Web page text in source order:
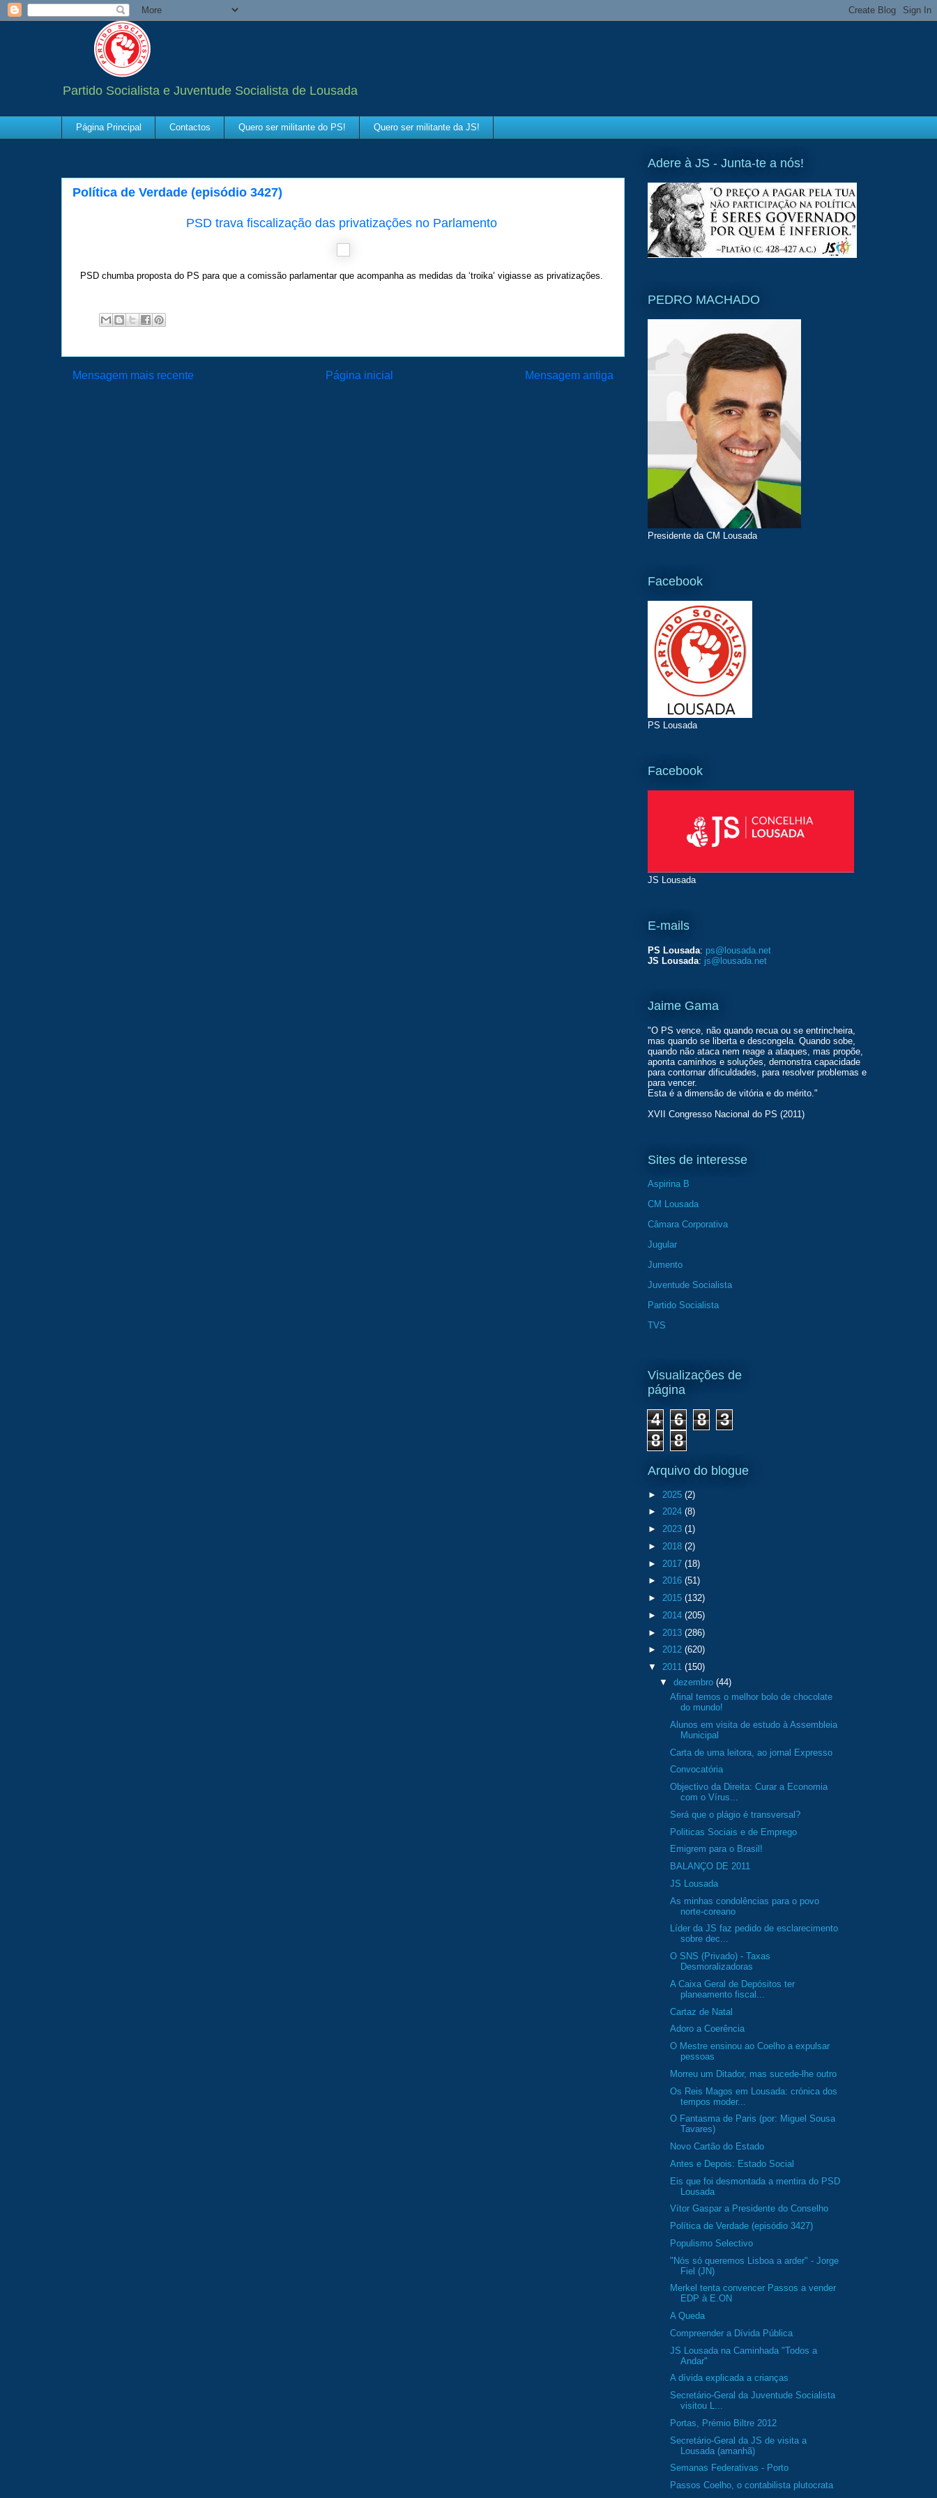
Partido Socialista e Juventude Socialista de Lousada
Página Principal Contactos Quero ser militante do PS! Quero ser militante da JS!
Política de Verdade (episódio 3427)
PSD trava fiscalização das privatizações no Parlamento
PSD chumba proposta do PS para que a comissão parlamentar que acompanha as medidas da ‘troika’ vigiasse as privatizações.
Mensagem mais recente Mensagem antiga
Página inicial
Adere à JS - Junta-te a nós!
PEDRO MACHADO
Presidente da CM Lousada
Facebook
PS Lousada
Facebook
JS Lousada
E-mails
PS Lousada: ps@lousada.net
JS Lousada: js@lousada.net
Jaime Gama
"O PS vence, não quando recua ou se entrincheira,
mas quando se liberta e descongela. Quando sobe,
quando não ataca nem reage a ataques, mas propõe,
aponta caminhos e soluções, demonstra capacidade
para contornar dificuldades, para resolver problemas e
para vencer.
Esta é a dimensão de vitória e do mérito."
XVII Congresso Nacional do PS (2011)
Sites de interesse
Aspirina B
CM Lousada
Câmara Corporativa
Jugular
Jumento
Juventude Socialista
Partido Socialista
TVS
Visualizações de
página
4 6 8
3
8
8
Arquivo do blogue
► 2025 (2)
► 2024 (8)
► 2023 (1)
► 2018 (2)
► 2017 (18)
► 2016 (51)
► 2015 (132)
► 2014 (205)
► 2013 (286)
► 2012 (620)
▼ 2011 (150)
▼ dezembro (44)
Afinal temos o melhor bolo de chocolate
do mundo!
Alunos em visita de estudo à Assembleia
Municipal
Carta de uma leitora, ao jornal Expresso
Convocatória
Objectivo da Direita: Curar a Economia
com o Vírus...
Será que o plágio é transversal?
Politicas Sociais e de Emprego
Emigrem para o Brasil!
BALANÇO DE 2011
JS Lousada
As minhas condolências para o povo
norte-coreano
Líder da JS faz pedido de esclarecimento
sobre dec...
O SNS (Privado) - Taxas
Desmoralizadoras
A Caixa Geral de Depósitos ter
planeamento fiscal...
Cartaz de Natal
Adoro a Coerência
O Mestre ensinou ao Coelho a expulsar
pessoas
Morreu um Ditador, mas sucede-lhe outro
Os Reis Magos em Lousada: crónica dos
tempos moder...
O Fantasma de Paris (por: Miguel Sousa
Tavares)
Novo Cartão do Estado
Antes e Depois: Estado Social
Eis que foi desmontada a mentira do PSD
Lousada
Vítor Gaspar a Presidente do Conselho
Política de Verdade (episódio 3427)
Populismo Selectivo
"Nós só queremos Lisboa a arder" - Jorge
Fiel (JN)
Merkel tenta convencer Passos a vender
EDP à E.ON
A Queda
Compreender a Dívida Pública
JS Lousada na Caminhada "Todos a
Andar"
A dívida explicada a crianças
Secretário-Geral da Juventude Socialista
visitou L...
Portas, Prémio Biltre 2012
Secretário-Geral da JS de visita a
Lousada (amanhã)
Semanas Federativas - Porto
Passos Coelho, o contabilista plutocrata